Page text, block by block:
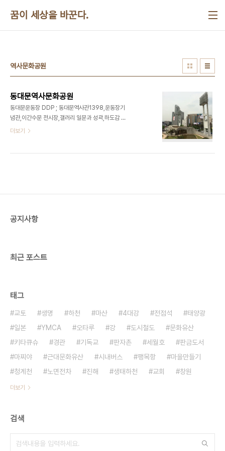
꿈이 세상을 바꾼다.
역사문화공원
동대문역사문화공원
동대문운동장 DDP ; 동대문역사관1398,운동장기
념관,이간수문 전시장,갤러리 일문과 성곽,하도감 유
적,조명탑등으로 역사문화공원 조성​​​
더보기
공지사항
최근 포스트
태그
교토 생명 하천 마산 4대강 전점석
태양광
일본
YMCA 오타루 강 도시철도
문화유산
키타큐슈
경관 기독교 판자촌 세월호
판금도서
마찌야
근대문화유산 시내버스 팽목항
마을만들기
청계천
노면전차 진해 생태하천 교회 창원
더보기
검색